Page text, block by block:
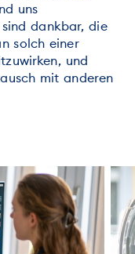
uns
dankbar, die
solch einer
und
mit anderen